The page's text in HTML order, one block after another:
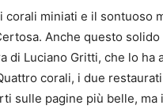
miniati e il sontuoso
Anche questo solido
di Luciano Gritti, che lo ha
corali, i due
sulle pagine più belle, ma